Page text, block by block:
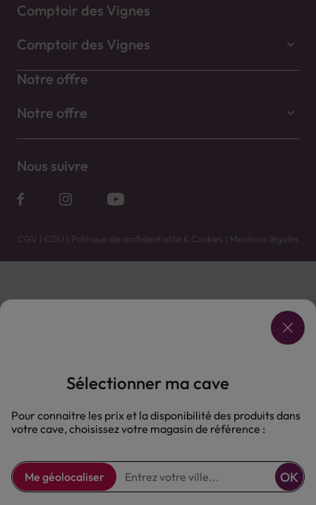
Comptoir des Vignes
Comptoir des Vignes
Notre offre
Notre offre
Nous suivre
CGV | CGU | Politique de confidentialité & Cookies | Mentions légales
Vente uniquement en caves. Contactez votre caviste pour plus de renseignements.
L'ABUS D'ALCOOL EST DANGEREUX POUR LA SANTÉ, À CONSOMMER AVEC MODÉRATION.
Sélectionner ma cave
Pour connaitre les prix et la disponibilité des produits dans
votre cave, choisissez votre magasin de référence :
Me géolocaliser OK